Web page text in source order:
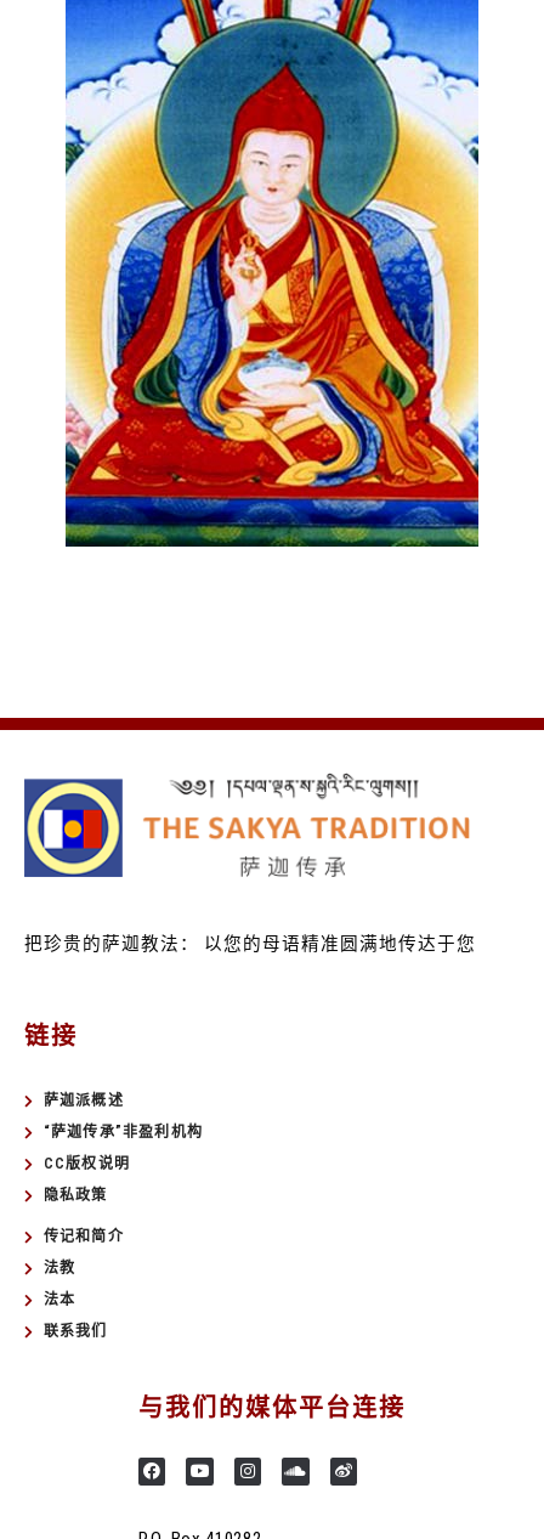
把珍贵的萨迦教法： 以您的母语精准圆满地传达于您
链接
萨迦派概述
“萨迦传承”非盈利机构
CC版权说明
隐私政策
传记和简介
法教
法本
联系我们
与我们的媒体平台连接